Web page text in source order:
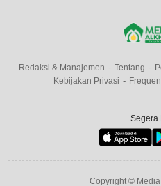
Redaksi & Manajemen Tentang
Kebijakan Privasi
Segera
Copyright ©